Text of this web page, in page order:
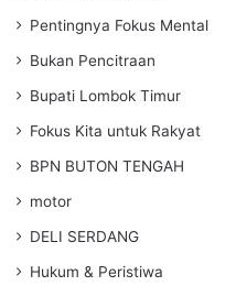
Pentingnya Fokus Mental
Bukan Pencitraan
Bupati Lombok Timur
Fokus Kita untuk Rakyat
BPN BUTON TENGAH
motor
DELI SERDANG
Hukum & Peristiwa